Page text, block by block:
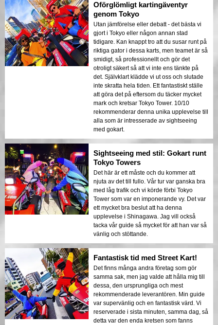
Oförglömligt kartingäventyr
genom Tokyo
Utan jämförelse eller debatt - det bästa vi
gjort i Tokyo eller någon annan stad
tidigare. Kan knappt tro att du susar runt på
riktiga gator i dessa karts, men teamet är så
smidigt, så professionellt och gör det
otroligt säkert så att vi inte ens tänkte på
det. Självklart klädde vi ut oss och slutade
inte skratta hela tiden. Ett fantastiskt ställe
att göra det på eftersom du täcker mycket
mark och kretsar Tokyo Tower. 10/10
rekommenderar denna unika upplevelse till
alla som är intresserade av sightseeing
med gokart.
Sightseeing med stil: Gokart runt
Tokyo Towers
Det här är ett måste och du kommer att
njuta av det till fullo. Vår tur var ganska bra
med låg trafik och vi körde förbi Tokyo
Tower som var en imponerande vy. Det var
ett mycket bra beslut att ha denna
upplevelse i Shinagawa. Jag vill också
tacka vår guide så mycket för att han var så
vänlig och stöttande.
Fantastisk tid med Street Kart!
Det finns många andra företag som gör
samma sak, men jag valde att hålla mig till
dessa, den ursprungliga och mest
rekommenderade leverantören. Min guide
var supervänlig och en fantastisk värd. Vi
reserverade i sista minuten, samma dag, så
detta var den enda kretsen som fanns